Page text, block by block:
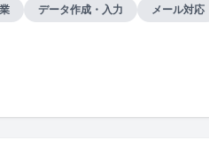
データ作成・入力 メール対応